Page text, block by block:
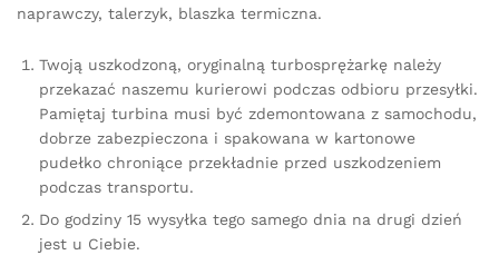
naprawczy, talerzyk, blaszka termiczna.
Twoją uszkodzoną, oryginalną turbosprężarkę należy
przekazać naszemu kurierowi podczas odbioru przesyłki.
Pamiętaj turbina musi być zdemontowana z samochodu,
dobrze zabezpieczona i spakowana w kartonowe
pudełko chroniące przekładnie przed uszkodzeniem
podczas transportu.
Do godziny 15 wysyłka tego samego dnia na drugi dzień
jest u Ciebie.